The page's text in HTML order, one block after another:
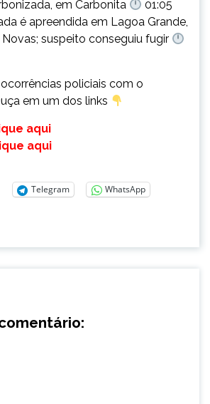
em Carbonita
01:05
é apreendida em Lagoa Grande,
suspeito conseguiu fugir
policiais com o
em um dos links
aqui
aqui
Telegram
WhatsApp